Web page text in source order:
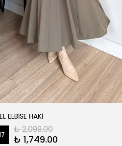
ELBİSE HAKİ
₺ 2,099.00
₺ 1,749.00